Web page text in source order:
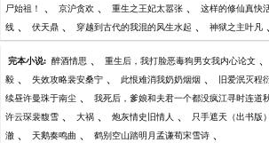
尸始祖！ 、 京沪贪欢 、 重生之王妃太嚣张 、 这样的修仙真快
线 、 伏天鼎 、 穿越到古代的我混的风生水起 、 神狱之主叶凡
完本小说: 醉酒情思 、 重生后，我打脸恶毒狗男女我内心论文 、
毅 、 失效攻略裴安桑宁 、 此恨难消我奶奶烟烟 、 旧爱泯灭程
续昼许曼珠于南尘 、 我死后，爹娘和夫君一个都没疯江寻时连道
许云琛裴馥雪 、 大祸 、 炮灰情史旧情人 、 只手遮天（出书版）
澈 、 天鹅奏鸣曲 、 鹤别空山踏明月孟谦荀宋雪诗 、